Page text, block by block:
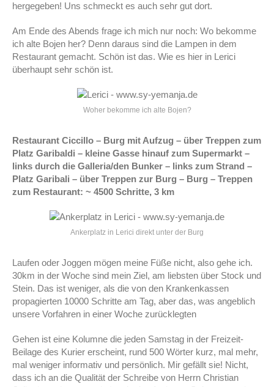
hergegeben! Uns schmeckt es auch sehr gut dort.
Am Ende des Abends frage ich mich nur noch: Wo bekomme
ich alte Bojen her? Denn daraus sind die Lampen in dem
Restaurant gemacht. Schön ist das. Wie es hier in Lerici
überhaupt sehr schön ist.
Woher bekomme ich alte Bojen?
Restaurant Ciccillo – Burg mit Aufzug – über Treppen zum
Platz Garibaldi – kleine Gasse hinauf zum Supermarkt –
links durch die Galleria/den Bunker – links zum Strand –
Platz Garibali – über Treppen zur Burg – Burg – Treppen
zum Restaurant: ~ 4500 Schritte, 3 km
Ankerplatz in Lerici direkt unter der Burg
Laufen oder Joggen mögen meine Füße nicht, also gehe ich.
30km in der Woche sind mein Ziel, am liebsten über Stock und
Stein. Das ist weniger, als die von den Krankenkassen
propagierten 10000 Schritte am Tag, aber das, was angeblich
unsere Vorfahren in einer Woche zurücklegten
Gehen ist eine Kolumne die jeden Samstag in der Freizeit-
Beilage des Kurier erscheint, rund 500 Wörter kurz, mal mehr,
mal weniger informativ und persönlich. Mir gefällt sie! Nicht,
dass ich an die Qualität der Schreibe von Herrn Christian